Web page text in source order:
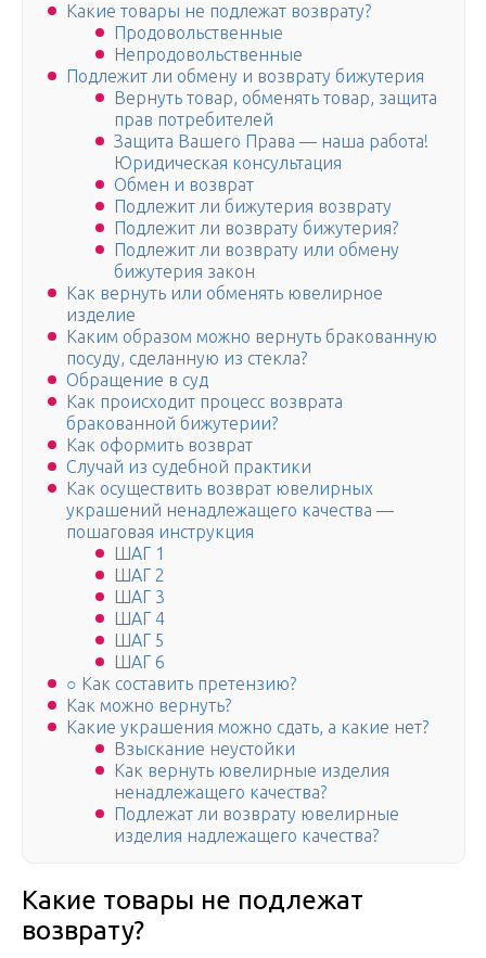
Какие товары не подлежат возврату?
Продовольственные
Непродовольственные
Подлежит ли обмену и возврату бижутерия
Вернуть товар, обменять товар, защита
прав потребителей
Защита Вашего Права — наша работа!
Юридическая консультация
Обмен и возврат
Подлежит ли бижутерия возврату
Подлежит ли возврату бижутерия?
Подлежит ли возврату или обмену
бижутерия закон
Как вернуть или обменять ювелирное
изделие
Каким образом можно вернуть бракованную
посуду, сделанную из стекла?
Обращение в суд
Как происходит процесс возврата
бракованной бижутерии?
Как оформить возврат
Случай из судебной практики
Как осуществить возврат ювелирных
украшений ненадлежащего качества —
пошаговая инструкция
ШАГ 1
ШАГ 2
ШАГ 3
ШАГ 4
ШАГ 5
ШАГ 6
○ Как составить претензию?
Как можно вернуть?
Какие украшения можно сдать, а какие нет?
Взыскание неустойки
Как вернуть ювелирные изделия
ненадлежащего качества?
Подлежат ли возврату ювелирные
изделия надлежащего качества?
Какие товары не подлежат
возврату?